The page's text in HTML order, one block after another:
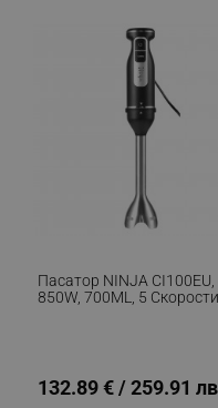
Пасатор NINJA CI100EU,
850W, 700ML, 5 Скорости,
132.89 € / 259.91